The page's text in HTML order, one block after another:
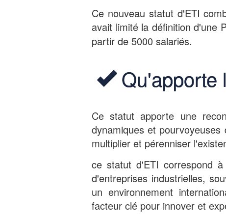
Ce nouveau statut d'ETI
avait limité la définition d'une
partir de 5000 salariés.
Qu'apporte
Ce statut apporte une
dynamiques et
multiplier et pérenniser
ce statut d'ETI correspond
d'entreprises industrielles,
un environnement
facteur clé pour innover et